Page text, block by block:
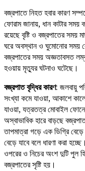
বজ্রপাতে নিহত হবার কারণ
ফোরাম জানায়, ধান কাটার সময়
রয়েছে বৃষ্টি ও বজ্রপাতের সময়
ঘরে অবস্থান ও ঘুমোনোর সময়
বজ্রপাতের সময় অজ্ঞতাবসত
হওয়ায় মৃত্যুর ঘটনাও ঘটেছে।
বজ্রপাত বৃদ্ধির কারণ: জলবায়ু
সংখ্যা কমে যাওয়া, আকাশে
যাওয়া, যত্রতত্র মোবাইল
অস্বাভাবিক হারে বাড়ছে
তাপমাত্রা গড়ে এক ডিগ্রি
বেড়ে যাবে বলে ধারণা করা
ওপরের ও নিচের অংশ দুটি পুল
বজ্রপাতের সৃষ্টি হয়।